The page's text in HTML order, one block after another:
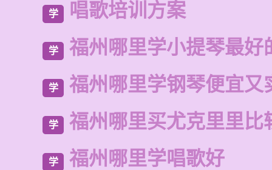
学 唱歌培训方案
学 福州哪里学小提琴最好
学 福州哪里学钢琴便宜又
学 福州哪里买尤克里里比
学 福州哪里学唱歌好